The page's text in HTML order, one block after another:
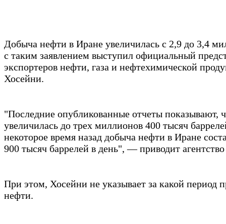
Добыча нефти в Иране увеличилась с 2,9 до 3,4
с таким заявлением выступил официальный
экспортеров нефти, газа и нефтехимической
Хосейни.
"Последние опубликованные отчеты показывают,
увеличилась до трех миллионов 400 тысяч
некоторое время назад добыча нефти в Иране
900 тысяч баррелей в день", — приводит
При этом, Хосейни не указывает за какой период
нефти.